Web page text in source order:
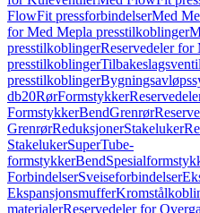
FlowFit pressforbindelserMed
for Med Mepla presstilkoblinger
presstilkoblingerReservedeler for
presstilkoblinger
presstilkoblinger
db20RørFormstykker
FormstykkerBendGrenrør
GrenrørReduksjonerStakeluker
StakelukerSuperTube-
formstykkerBend
ForbindelserSveiseforbindelser
Ekspansjonsmuffer
materialerReservedeler for